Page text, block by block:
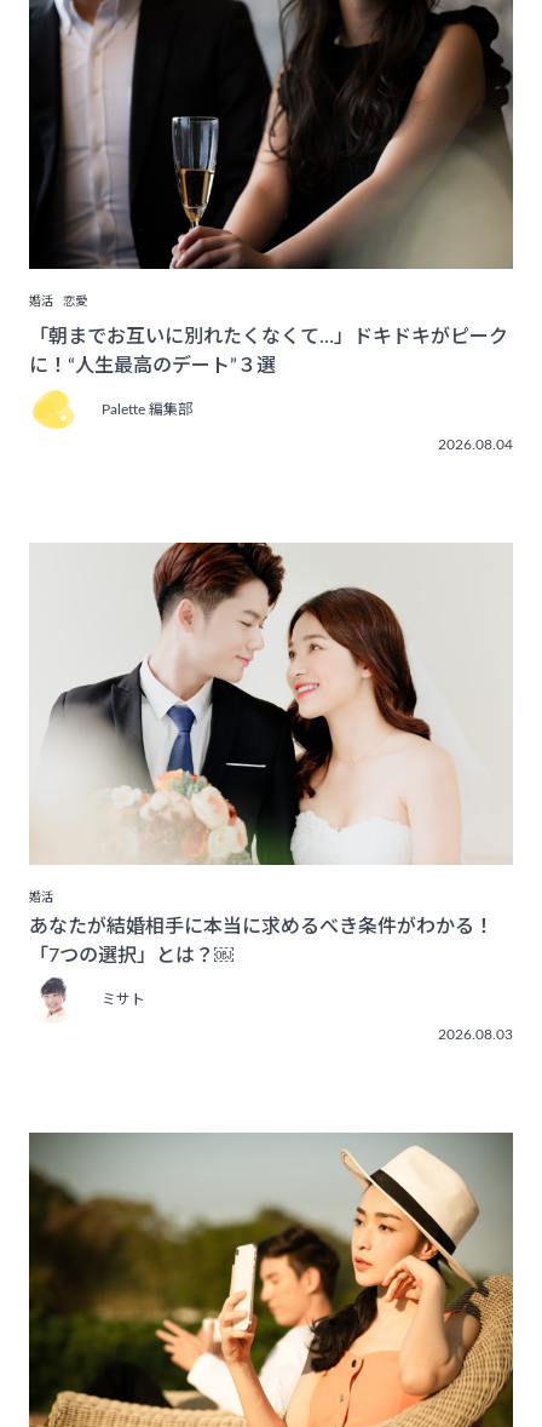
婚活 恋愛
「朝までお互いに別れたくなくて…」ドキドキがピーク
に！“人生最高のデート”３選
Palette 編集部
2026.08.04
婚活
あなたが結婚相手に本当に求めるべき条件がわかる！
「7つの選択」とは？￼
ミサト
2026.08.03